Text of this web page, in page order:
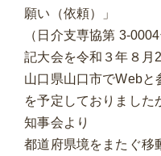
願い（依頼）」
（日介支専協第 3-
記大会を令和３年８月
山口県山口市でWebと
を予定しておりました
知事会より
都道府県境をまたぐ移